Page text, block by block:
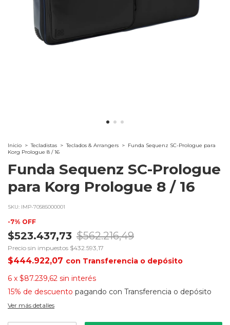
Inicio > Tecladistas > Teclados & Arrangers > Funda Sequenz SC-Prologue para
Korg Prologue 8 / 16
Funda Sequenz SC-Prologue
para Korg Prologue 8 / 16
SKU: IMP-70585000001
-7% OFF
$523.437,73 $562.216,49
Precio sin impuestos $432.593,17
$444.922,07 con Transferencia o depósito
6 x $87.239,62 sin interés
15% de descuento pagando con Transferencia o depósito
Ver más detalles